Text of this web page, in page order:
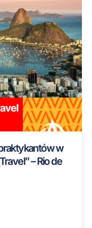
w
– Rio de